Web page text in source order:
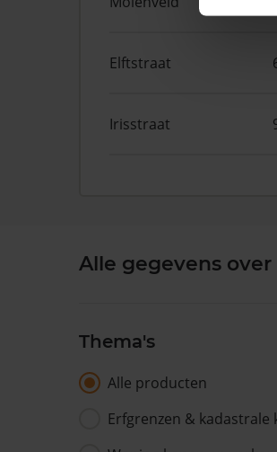
Elftstraat
Irisstraat
Alle gegevens over
Thema's
Alle producten
Erfgrenzen & kadastrale